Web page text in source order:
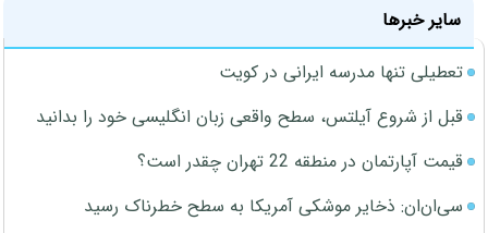
سایر خبرها
تعطیلی تنها مدرسه ایرانی در کویت
قبل از شروع آیلتس، سطح واقعی زبان انگلیسی خود را بدانید
قیمت آپارتمان در منطقه 22 تهران چقدر است؟
سی‌ان‌ان: ذخایر موشکی آمریکا به سطح خطرناک رسید